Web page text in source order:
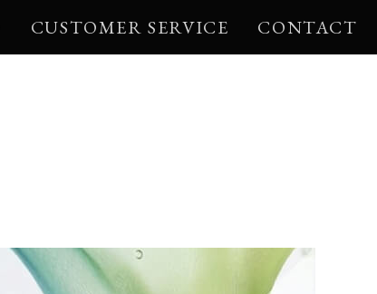
CUSTOMER SERVICE CONTACT